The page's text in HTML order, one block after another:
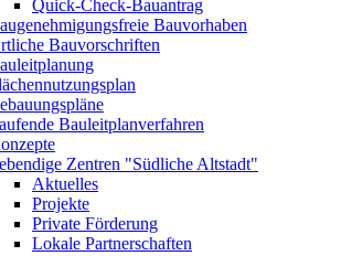
Quick-Check-Bauantrag
Bauvorhaben
Bauvorschriften
Bauleitplanverfahren
Zentren "Südliche Altstadt"
Aktuelles
Projekte
Private Förderung
Lokale Partnerschaften